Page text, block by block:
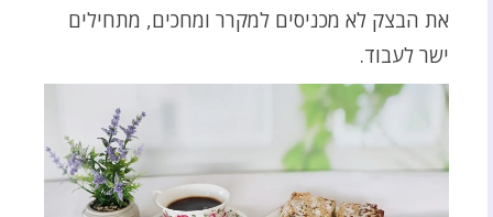
את הבצק לא מכניסים למקרר ומחכים, מתחילים
ישר לעבוד.